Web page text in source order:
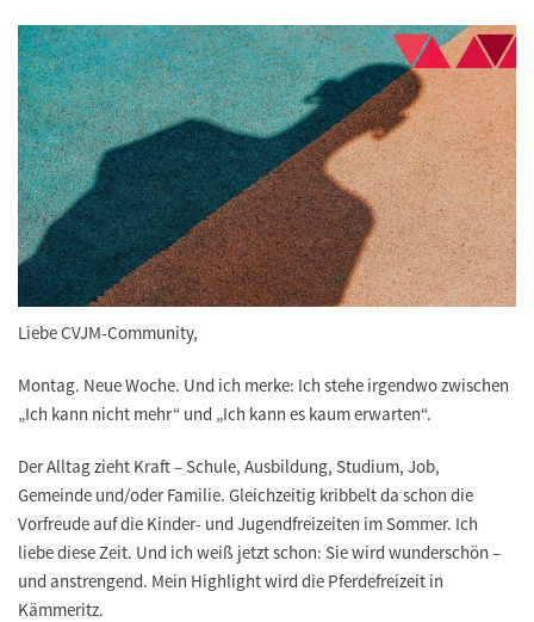
Liebe CVJM-Community,
Montag. Neue Woche. Und ich merke: Ich stehe irgendwo zwischen
„Ich kann nicht mehr“ und „Ich kann es kaum erwarten“.
Der Alltag zieht Kraft – Schule, Ausbildung, Studium, Job,
Gemeinde und/oder Familie. Gleichzeitig kribbelt da schon die
Vorfreude auf die Kinder- und Jugendfreizeiten im Sommer. Ich
liebe diese Zeit. Und ich weiß jetzt schon: Sie wird wunderschön –
und anstrengend. Mein Highlight wird die Pferdefreizeit in
Kämmeritz.